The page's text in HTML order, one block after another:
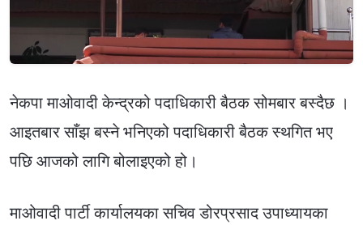
नेकपा माओवादी केन्द्रको पदाधिकारी बैठक सोमबार बस्दैछ ।
आइतबार साँझ बस्ने भनिएको पदाधिकारी बैठक स्थगित भए
पछि आजको लागि बोलाइएको हो।
माओवादी पार्टी कार्यालयका सचिव डोरप्रसाद उपाध्यायका